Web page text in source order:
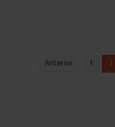
Anterior 1 2